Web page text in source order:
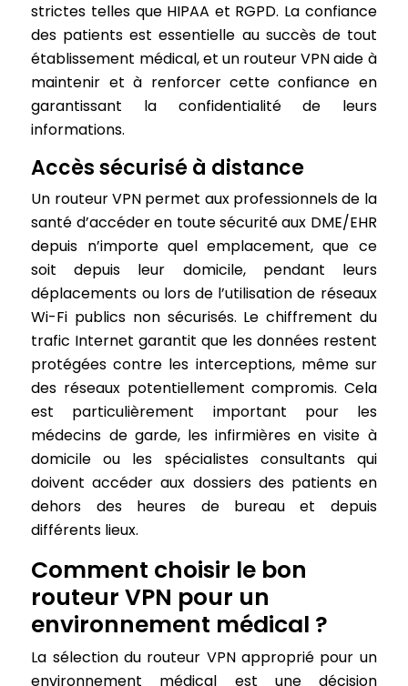
strictes telles que HIPAA et RGPD. La confiance
des patients est essentielle au succès de tout
établissement médical, et un routeur VPN aide à
maintenir et à renforcer cette confiance en
garantissant la confidentialité de leurs
informations.
Accès sécurisé à distance
Un routeur VPN permet aux professionnels de la
santé d’accéder en toute sécurité aux DME/EHR
depuis n’importe quel emplacement, que ce
soit depuis leur domicile, pendant leurs
déplacements ou lors de l’utilisation de réseaux
Wi-Fi publics non sécurisés. Le chiffrement du
trafic Internet garantit que les données restent
protégées contre les interceptions, même sur
des réseaux potentiellement compromis. Cela
est particulièrement important pour les
médecins de garde, les infirmières en visite à
domicile ou les spécialistes consultants qui
doivent accéder aux dossiers des patients en
dehors des heures de bureau et depuis
différents lieux.
Comment choisir le bon
routeur VPN pour un
environnement médical ?
La sélection du routeur VPN approprié pour un
environnement médical est une décision